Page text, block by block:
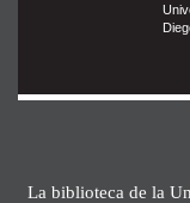
La biblioteca de la